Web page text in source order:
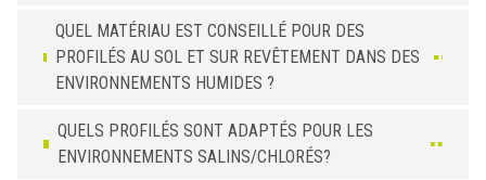
FI 125 IL
ACIER INOX 304/ BROSSÉ
H (mm)
Art.
FI 80 IS
QUEL MATÉRIAU EST CONSEILLÉ POUR DES
PROFILÉS AU SOL ET SUR REVÊTEMENT DANS DES
ENVIRONNEMENTS HUMIDES ?
QUELS PROFILÉS SONT ADAPTÉS POUR LES
ENVIRONNEMENTS SALINS/CHLORÉS?